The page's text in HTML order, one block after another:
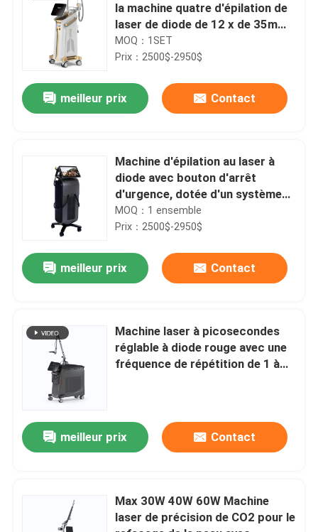
la machine quatre d'épilation de
laser de diode de 12 x de 35mm
pour 808nm à la maison
MOQ：1SET
Prix：2500$-2950$
meilleur prix Contact
Machine d'épilation au laser à
diode avec bouton d'arrêt
d'urgence, dotée d'un système
de refroidissement à eau et à air
par semi-conducteur assurant
MOQ：1 ensemble
Prix：2500$-2950$
meilleur prix Contact
Machine laser à picosecondes
réglable à diode rouge avec une
fréquence de répétition de 1 à
meilleur prix Contact
Max 30W 40W 60W Machine
laser de précision de CO2 pour le